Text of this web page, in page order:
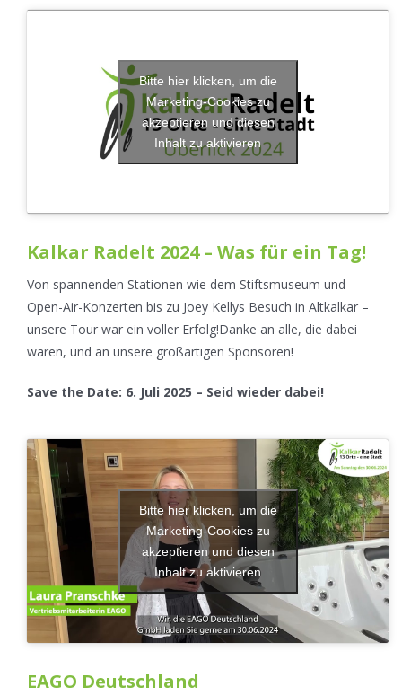
Bitte hier klicken, um die
Marketing-Cookies zu
akzeptieren und diesen
Inhalt zu aktivieren
Kalkar Radelt 2024 – Was für ein Tag!
Von spannenden Stationen wie dem Stiftsmuseum und
Open-Air-Konzerten bis zu Joey Kellys Besuch in Altkalkar –
unsere Tour war ein voller Erfolg!Danke an alle, die dabei
waren, und an unsere großartigen Sponsoren!
Save the Date: 6. Juli 2025 – Seid wieder dabei!
Bitte hier klicken, um die
Marketing-Cookies zu
akzeptieren und diesen
Inhalt zu aktivieren
EAGO Deutschland